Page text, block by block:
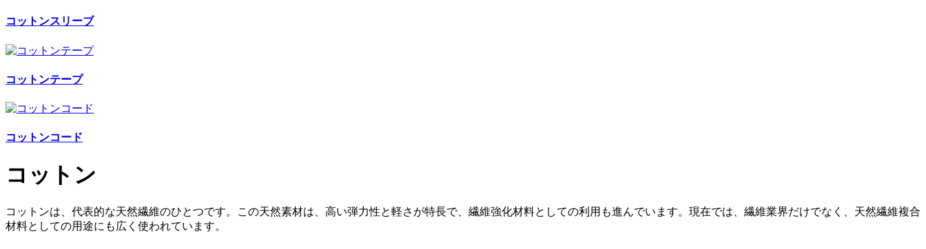
コットンスリーブ
コットンテープ
コットンコード
コットン
コットンは、代表的な天然繊維のひとつです。この天然素材は、高い弾力性と軽さが特長で、繊維強化材料としての利用も進んでいます。現在では、繊維業界だけでなく、天然繊維複合
材料としての用途にも広く使われています。